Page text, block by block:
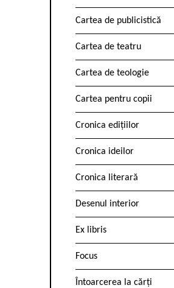
Cartea de publicistică
Cartea de teatru
Cartea de teologie
Cartea pentru copii
Cronica edițiilor
Cronica ideilor
Cronica literară
Desenul interior
Ex libris
Focus
Întoarcerea la cărți